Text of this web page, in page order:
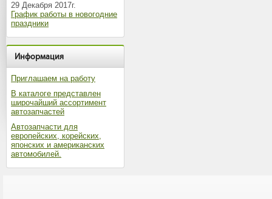
29 Декабря 2017г.
График работы в новогодние
праздники
Информация
Приглашаем на работу
В каталоге представлен
широчайший ассортимент
автозапчастей
Автозапчасти для
европейских, корейских,
японских и американских
автомобилей.